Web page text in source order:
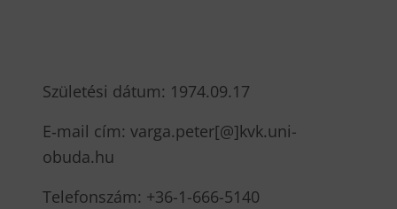
Születési dátum: 1974.09.17
E‐mail cím: varga.peter[@]kvk.uni-
obuda.hu
Telefonszám: +36-1-666-5140